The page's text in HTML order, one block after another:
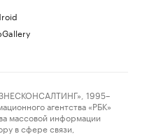
1995–
агентства «РБК»
массовой информации
в сфере связи,